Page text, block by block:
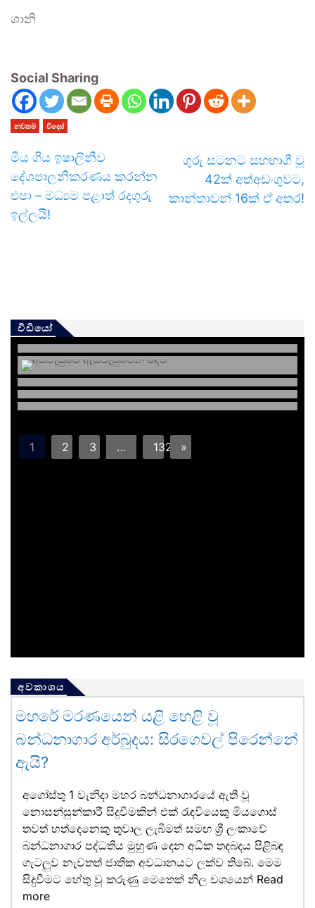
ශානි
Social Sharing
නවතම විදෙස්
මිය ගිය ඉෂාලිනීව
දේශපාලනීකරණය කරන්න
එපා – මධ්‍යම පළාත් රදගුරු
ඉල්ලයි!
ගුරු සටනට සහභාගී වූ
42ක් අත්අඩංගුවට,
කාන්තාවන් 16ක් ඒ අතර!
වීඩියෝ
1 2 3 … 132 »
අවකාශය
මහරේ මරණයෙන් යළි හෙළි වූ
බන්ධනාගාර අර්බුදය: සිරගෙවල් පිරෙන්නේ
ඇයි?
අගෝස්තු 1 වැනිදා මහර බන්ධනාගාරයේ ඇති වූ
නොසන්සුන්කාරී සිදුවීමකින් එක් රැඳවියෙකු මියගොස්
තවත් හත්දෙනෙකු තුවාල ලැබීමත් සමඟ ශ්‍රී ලංකාවේ
බන්ධනාගාර පද්ධතිය මුහුණ දෙන අධික තදබදය පිළිබඳ
ගැටලුව නැවතත් ජාතික අවධානයට ලක්ව තිබේ. මෙම
සිදුවීමට හේතු වූ කරුණු මෙතෙක් නිල වශයෙන් Read
more